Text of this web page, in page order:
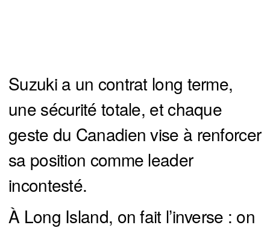
Suzuki a un contrat long terme,
une sécurité totale, et chaque
geste du Canadien vise à renforcer
sa position comme leader
incontesté.
À Long Island, on fait l’inverse : on